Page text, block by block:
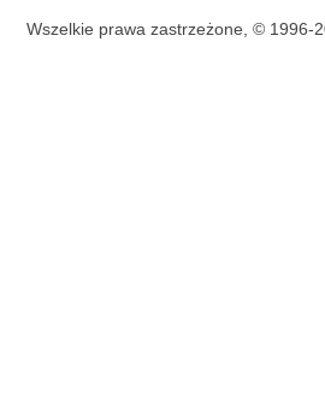
Wszelkie prawa zastrzeżone, © 1996-